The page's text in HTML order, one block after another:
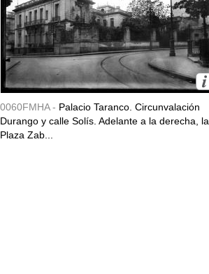
0060FMHA - Palacio Taranco. Circunvalación
Durango y calle Solís. Adelante a la derecha, la
Plaza Zab...